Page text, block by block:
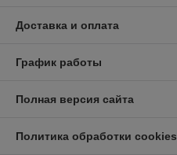
Доставка и оплата
График работы
Полная версия сайта
Политика обработки cookies